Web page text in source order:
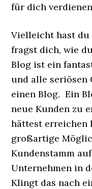
für dich
Vielleicht hast du
fragst dich, wie
Blog ist ein
und alle seriösen
einen Blog. Ein
neue Kunden zu
hättest erreichen
großartige
Kundenstamm
Unternehmen in
Klingt das nach